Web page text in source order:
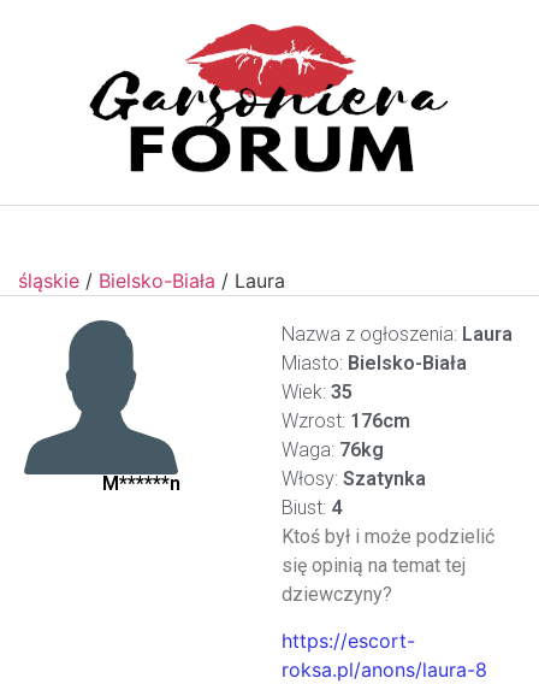
śląskie / Bielsko-Biała / Laura
M******n
Nazwa z ogłoszenia: Laura
Miasto: Bielsko-Biała
Wiek: 35
Wzrost: 176cm
Waga: 76kg
Włosy: Szatynka
Biust: 4
Ktoś był i może podzielić
się opinią na temat tej
dziewczyny?
https://escort-
roksa.pl/anons/laura-8